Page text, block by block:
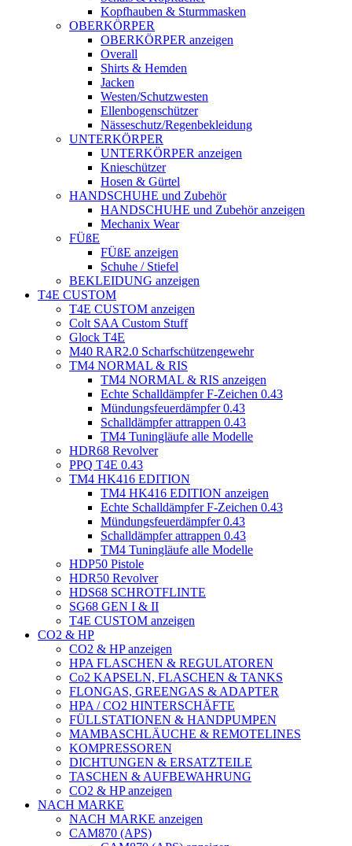
Kopfhauben & Sturmmasken
OBERKÖRPER
OBERKÖRPER anzeigen
Overall
Shirts & Hemden
Jacken
Westen/Schutzwesten
Ellenbogenschützer
Nässeschutz/Regenbekleidung
UNTERKÖRPER
UNTERKÖRPER anzeigen
Knieschützer
Hosen & Gürtel
HANDSCHUHE und Zubehör
HANDSCHUHE und Zubehör anzeigen
Mechanix Wear
FÜßE
FÜßE anzeigen
Schuhe / Stiefel
BEKLEIDUNG anzeigen
T4E CUSTOM
T4E CUSTOM anzeigen
Colt SAA Custom Stuff
Glock T4E
M40 RAR2.0 Scharfschützengewehr
TM4 NORMAL & RIS
TM4 NORMAL & RIS anzeigen
Echte Schalldämpfer F-Zeichen 0.43
Mündungsfeuerdämpfer 0.43
Schalldämpfer attrappen 0.43
TM4 Tuningläufe alle Modelle
HDR68 Revolver
PPQ T4E 0.43
TM4 HK416 EDITION
TM4 HK416 EDITION anzeigen
Echte Schalldämpfer F-Zeichen 0.43
Mündungsfeuerdämpfer 0.43
Schalldämpfer attrappen 0.43
TM4 Tuningläufe alle Modelle
HDP50 Pistole
HDR50 Revolver
HDS68 SCHROTFLINTE
SG68 GEN I & II
T4E CUSTOM anzeigen
CO2 & HP
CO2 & HP anzeigen
HPA FLASCHEN & REGULATOREN
Co2 KAPSELN, FLASCHEN & TANKS
FLONGAS, GREENGAS & ADAPTER
HPA / CO2 HINTERSCHÄFTE
FÜLLSTATIONEN & HANDPUMPEN
MAMBASCHLÄUCHE & REMOTELINES
KOMPRESSOREN
DICHTUNGEN & ERSATZTEILE
TASCHEN & AUFBEWAHRUNG
CO2 & HP anzeigen
NACH MARKE
NACH MARKE anzeigen
CAM870 (APS)